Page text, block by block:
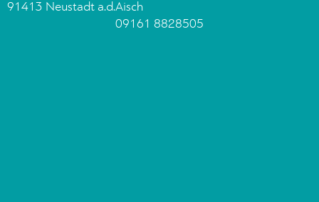
91413 Neustadt a.d.Aisch
09161 8828505